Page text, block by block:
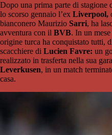
Dopo una prima parte di stagione
lo scorso gennaio l’ex Liverpool,
bianconero Maurizio Sarri, ha
avventura con il BVB. In un
origine turca ha conquistato tutti,
scacchiere di Lucien Favre: un
realizzato in trasferta nella sua
Leverkusen, in un match
casa.